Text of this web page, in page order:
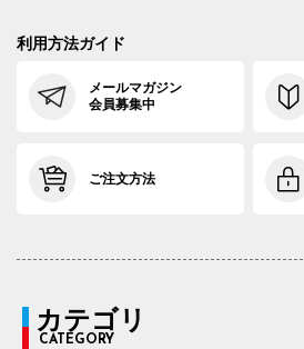
利用方法ガイド
メールマガジン
会員募集中
ご注文方法
カテゴリ
CATEGORY